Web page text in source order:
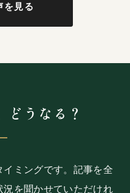
を見る
どうなる？
ミングです。記事を全
を聞かせていただけれ